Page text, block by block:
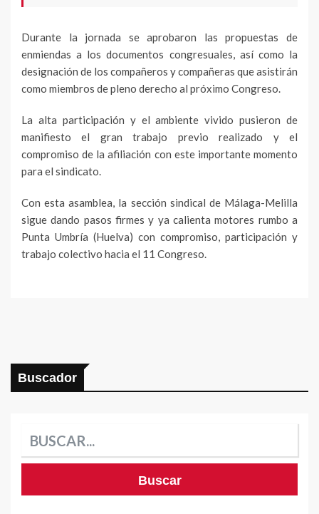
Durante la jornada se aprobaron las propuestas de
enmiendas a los documentos congresuales, así como la
designación de los compañeros y compañeras que asistirán
como miembros de pleno derecho al próximo Congreso.
La alta participación y el ambiente vivido pusieron de
manifiesto el gran trabajo previo realizado y el
compromiso de la afiliación con este importante momento
para el sindicato.
Con esta asamblea, la sección sindical de Málaga-Melilla
sigue dando pasos firmes y ya calienta motores rumbo a
Punta Umbría (Huelva) con compromiso, participación y
trabajo colectivo hacia el 11 Congreso.
Buscador